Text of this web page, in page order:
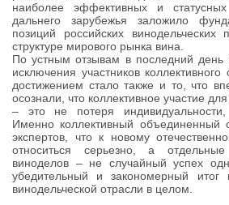
наиболее эффективных и
дальнего зарубежья заложило
позиций российских
структуре мирового рынка вина.
По устным отзывам в последний день
исключения участников
достижением стало также и то, что
осознали, что коллективное участие
– это не потеря
Именно коллективный объединенный
экспертов, что к новому
относиться серьезно, а
виноделов – не случайный успех
убедительный и закономерный итог
винодельческой отрасли в целом.